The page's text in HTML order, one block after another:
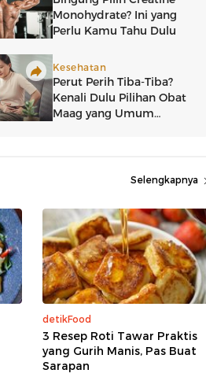
Selengkapnya
detikFood
3 Resep Roti Tawar Praktis
yang Gurih Manis, Pas Buat
Sarapan